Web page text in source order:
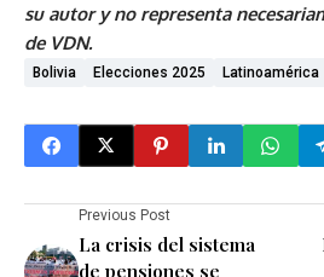
su autor y no representa
de VDN.
Bolivia Elecciones 2025 Latinoamérica
Previous Post
La crisis del sistema
de pensiones se